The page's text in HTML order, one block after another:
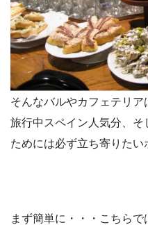
そんなバルやカフェテリア
旅行中スペイン人気分、そ
ためには必ず立ち寄りたい
まず簡単に・・・こちらで